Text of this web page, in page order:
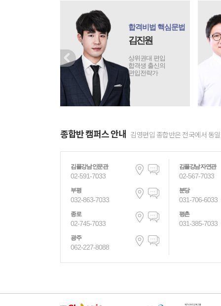
T.R.I.G 문법
김현욱
SNS처럼 매일 보고
싶은 강의
깊이가 다른 문법
합격의 증거로
풀어가는 편입문법
문법의 정석
종합반 캠퍼스 안내 김영편입 종합반은 전국에서 동
김플강남 인문관
02-591-7033
김플강남 자연관
02-567-7033
부평
032-863-7033
분당
031-706-6033
종로
02-745-7033
평촌
031-385-7033
광주
062-227-8088